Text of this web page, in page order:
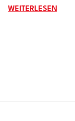
Krimi EM-Bronze
WEITERLESEN
U18-WM &